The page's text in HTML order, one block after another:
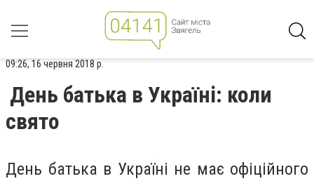
09:26, 16 червня 2018 р.
День батька в Україні: коли
свято
День батька в Україні не має офіційного